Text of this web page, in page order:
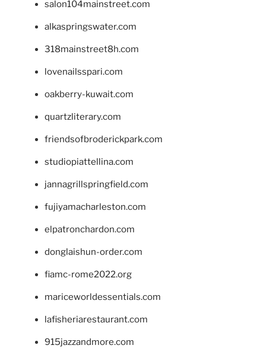
salon104mainstreet.com
alkaspringswater.com
318mainstreet8h.com
lovenailsspari.com
oakberry-kuwait.com
quartzliterary.com
friendsofbroderickpark.com
studiopiattellina.com
jannagrillspringfield.com
fujiyamacharleston.com
elpatronchardon.com
donglaishun-order.com
fiamc-rome2022.org
mariceworldessentials.com
lafisheriarestaurant.com
915jazzandmore.com